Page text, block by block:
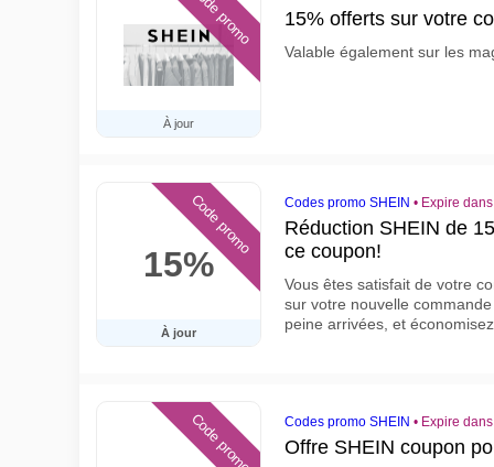
À jour
Code promo 15% offerts sur votre
Valable également sur les
15%
À jour
Code promo Codes promo SHEIN • Expire
Réduction SHEIN de
ce coupon!
Vous êtes satisfait de votre
sur votre nouvelle
peine arrivées, et
Code promo Codes promo SHEIN • Expire
Offre SHEIN coupon